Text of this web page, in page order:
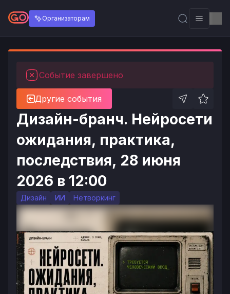
Организаторам
Событие завершено
Другие события
Дизайн-бранч. Нейросети
ожидания, практика,
последствия, 28 июня
2026 в 12:00
Дизайн ИИ Нетворкинг